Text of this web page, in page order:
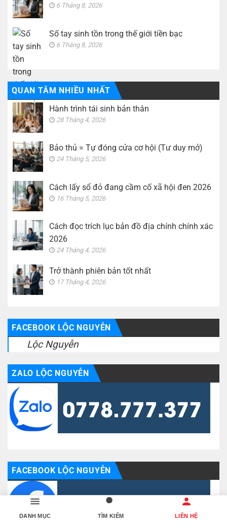
6 Tháng 8, 2026
Số tay sinh tồn trong thế giới tiền bạc
6 Tháng 8, 2026
QUAN TÂM NHIỀU NHẤT
Hành trình tái sinh bản thân
28 Tháng 4, 2026
Bảo thủ = Tự đóng cửa cơ hội (Tư duy mở)
24 Tháng 5, 2026
Cách lấy sổ đỏ đang cầm cố xã hội đen 2026
16 Tháng 5, 2026
Cách đọc trích lục bản đồ địa chính chính xác
2026
24 Tháng 4, 2026
Trở thành phiên bản tốt nhất
17 Tháng 4, 2026
FACEBOOK LỘC NGUYỄN
Lộc Nguyễn
ZALO LỘC NGUYỄN
FACEBOOK LỘC NGUYỄN
DANH MỤC TÌM KIẾM LIÊN HỆ